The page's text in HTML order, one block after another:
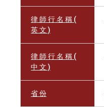
律 師 行 名 稱 (
英 文 )
律 師 行 名 稱 (
中 文 )
省 份